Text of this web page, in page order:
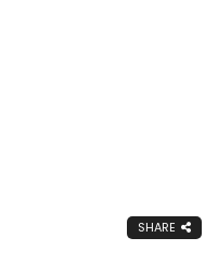
SHARE